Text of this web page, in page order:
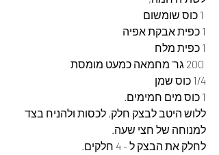
1 כפית אבקת אפיה
1 כפית מלח
1/4 כוס שמן
1 כוס מים חמימים.
ללוש היטב לבצק חלק, לכסות ולהניח בצד
למנוחה של חצי שעה.
לחלק את הבצק ל - 4 חלקים.